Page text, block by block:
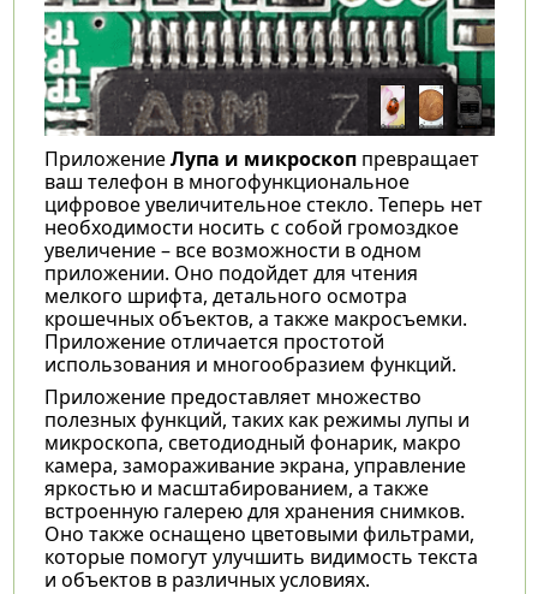
ПриложениеЛупа и микроскоппревращает
ваш телефон в многофункциональное
цифровое увеличительное стекло. Теперь нет
необходимости носить с собой громоздкое
увеличение – все возможности в одном
приложении. Оно подойдет для чтения
мелкого шрифта, детального осмотра
крошечных объектов, а также макросъемки.
Приложение отличается простотой
использования и многообразием функций.
Приложение предоставляет множество
полезных функций, таких как режимы лупы и
микроскопа, светодиодный фонарик, макро
камера, замораживание экрана, управление
яркостью и масштабированием, а также
встроенную галерею для хранения снимков.
Оно также оснащено цветовыми фильтрами,
которые помогут улучшить видимость текста
и объектов в различных условиях.